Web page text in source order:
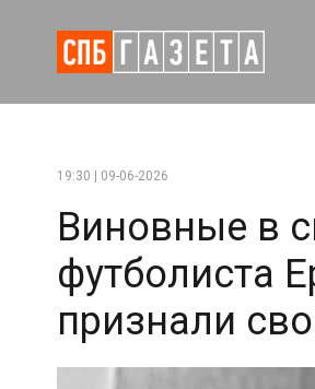
19:30 | 09-06-2026
Виновные в
футболиста
признали